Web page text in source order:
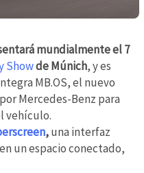
mundialmente el 7
Showde Múnich, y es
MB.OS, el nuevo
Mercedes-Benz para
vehículo.
,una interfaz
un espacio conectado,